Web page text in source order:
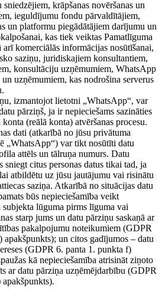
sniedzējiem, krāpšanas novēršanas un
ieguldījumu fondu pārvaldītājiem,
un platformu piegādātājiem darījumu un
kas tiek veiktas Pamatlīguma
arī komerciālās informācijas nosūtīšanai,
saziņu, juridiskajiem konsultantiem,
konsultāciju uzņēmumiem, WhatsApp
uzņēmumiem, kas nodrošina serverus
izmantojot lietotni „WhatsApp“, var
pārziņš, ja ir nepieciešams sazināties
(reālā konta) atvēršanas procesu.
dati (atkarībā no jūsu privātuma
„WhatsApp“) var tikt nosūtīti datu
attēls un tālruņa numurs. Datu
sniegt citus personas datus tikai tad, ja
atbildētu uz jūsu jautājumu vai risinātu
saziņa. Atkarībā no situācijas datu
būs nepieciešamība veikt
subjekta lūguma pirms līguma vai
starp jums un datu pārziņu saskaņā ar
pakalpojumu noteikumiem (GDPR
apakšpunkts); un citos gadījumos – datu
(GDPR 6. panta 1. punkta f)
kā nepieciešamība atrisināt ziņoto
ar datu pārziņa uzņēmējdarbību (GDPR